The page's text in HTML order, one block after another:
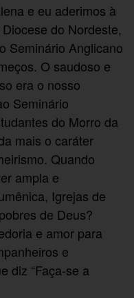
e eu aderimos à
do Nordeste,
Seminário Anglicano
O saudoso e
era o nosso
Seminário
do Morro da
mais o caráter
Quando
ampla e
Igrejas de
de Deus?
e amor para
e
diz “Faça-se a